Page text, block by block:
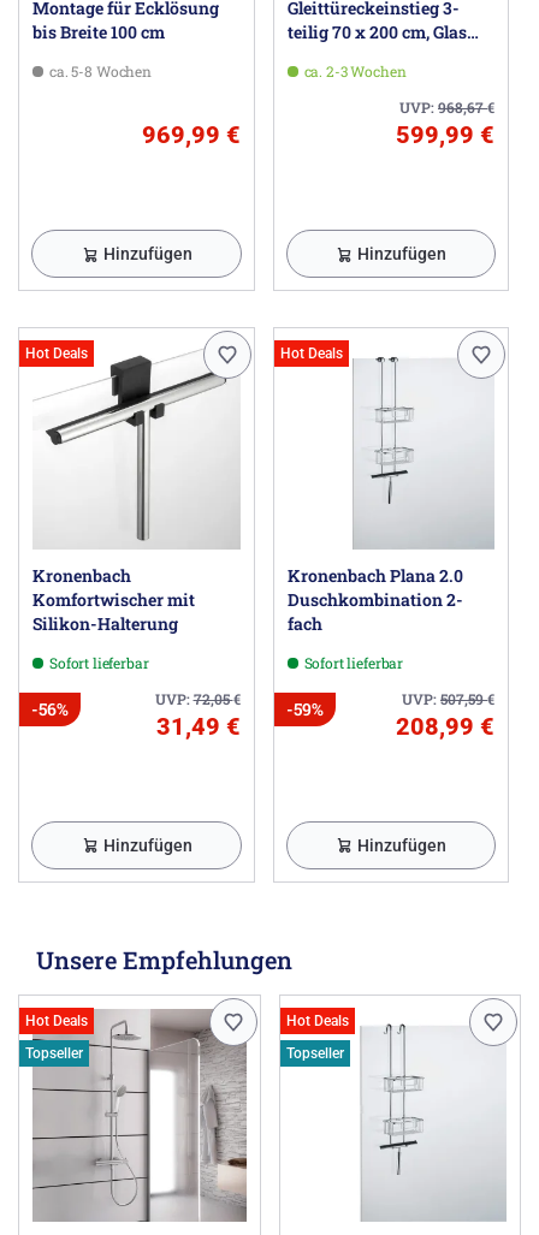
Montage für Ecklösung
bis Breite 100 cm
ca. 5-8 Wochen
969,99 €
Hinzufügen
Gleittüreckeinstieg 3-
teilig 70 x 200 cm, Glas
ca. 2-3 Wochen
UVP:968,67€
599,99 €
Hinzufügen
Hot Deals
Kronenbach
Komfortwischer mit
Silikon-Halterung
Sofort lieferbar
UVP:72,05€
-56%
31,49 €
Hinzufügen
Hot Deals
Kronenbach Plana 2.0
Duschkombination 2-
fach
Sofort lieferbar
UVP:507,59€
-59%
208,99 €
Hinzufügen
Unsere Empfehlungen
Hot Deals
Topseller
Hot Deals
Topseller